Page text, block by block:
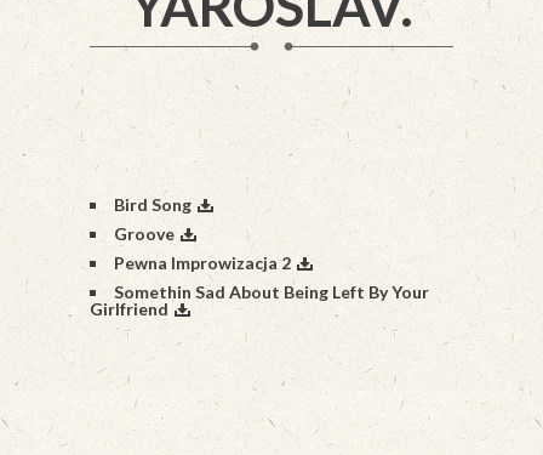
Bird Song
Groove
Pewna Improwizacja 2
Somethin Sad About Being Left By Your
Girlfriend